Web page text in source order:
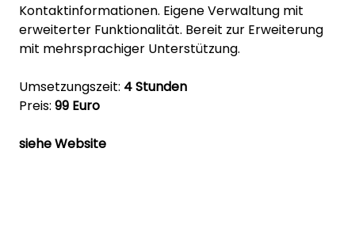
Kontaktinformationen. Eigene Verwaltung mit
erweiterter Funktionalität. Bereit zur Erweiterung
mit mehrsprachiger Unterstützung.
Umsetzungszeit: 4 Stunden
Preis: 99 Euro
siehe Website